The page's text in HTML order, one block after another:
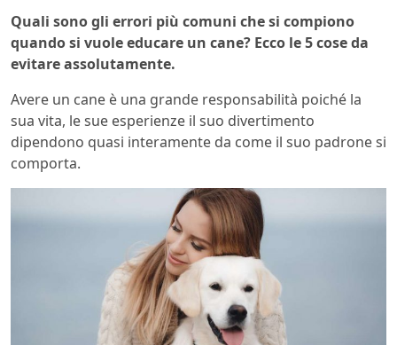
Quali sono gli errori più comuni che si compiono
quando si vuole educare un cane? Ecco le 5 cose da
evitare assolutamente.
Avere un cane è una grande responsabilità poiché la
sua vita, le sue esperienze il suo divertimento
dipendono quasi interamente da come il suo padrone si
comporta.